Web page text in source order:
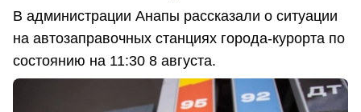
В администрации Анапы рассказали о ситуации
на автозаправочных станциях города-курорта по
состоянию на 11:30 8 августа.